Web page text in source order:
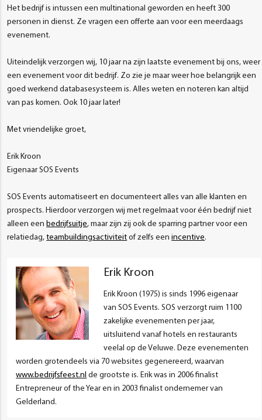
Het bedrijf is intussen een multinational geworden en heeft 300
personen in dienst. Ze vragen een offerte aan voor een meerdaags
evenement.
Uiteindelijk verzorgen wij, 10 jaar na zijn laatste evenement bij ons, weer
een evenement voor dit bedrijf. Zo zie je maar weer hoe belangrijk een
goed werkend databasesysteem is. Alles weten en noteren kan altijd
van pas komen. Ook 10 jaar later!
Met vriendelijke groet,
Erik Kroon
Eigenaar SOS Events
SOS Events automatiseert en documenteert alles van alle klanten en
prospects. Hierdoor verzorgen wij met regelmaat voor één bedrijf niet
alleen eenbedrijfsuitje, maar zijn zij ook de sparring partner voor een
relatiedag,teambuildingsactiviteit of zelfs eenincentive.
Erik Kroon
Erik Kroon (1975) is sinds 1996 eigenaar
van SOS Events. SOS verzorgt ruim 1100
zakelijke evenementen per jaar,
uitsluitend vanaf hotels en restaurants
veelal op de Veluwe. Deze evenementen
worden grotendeels via 70 websites gegenereerd, waarvan
www.bedrijfsfeest.nl de grootste is. Erik was in 2006 finalist
Entrepreneur of the Year en in 2003 finalist ondernemer van
Gelderland.